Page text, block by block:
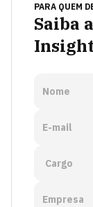
PARA QUEM
Saiba
Nome
E-mail
Empresa